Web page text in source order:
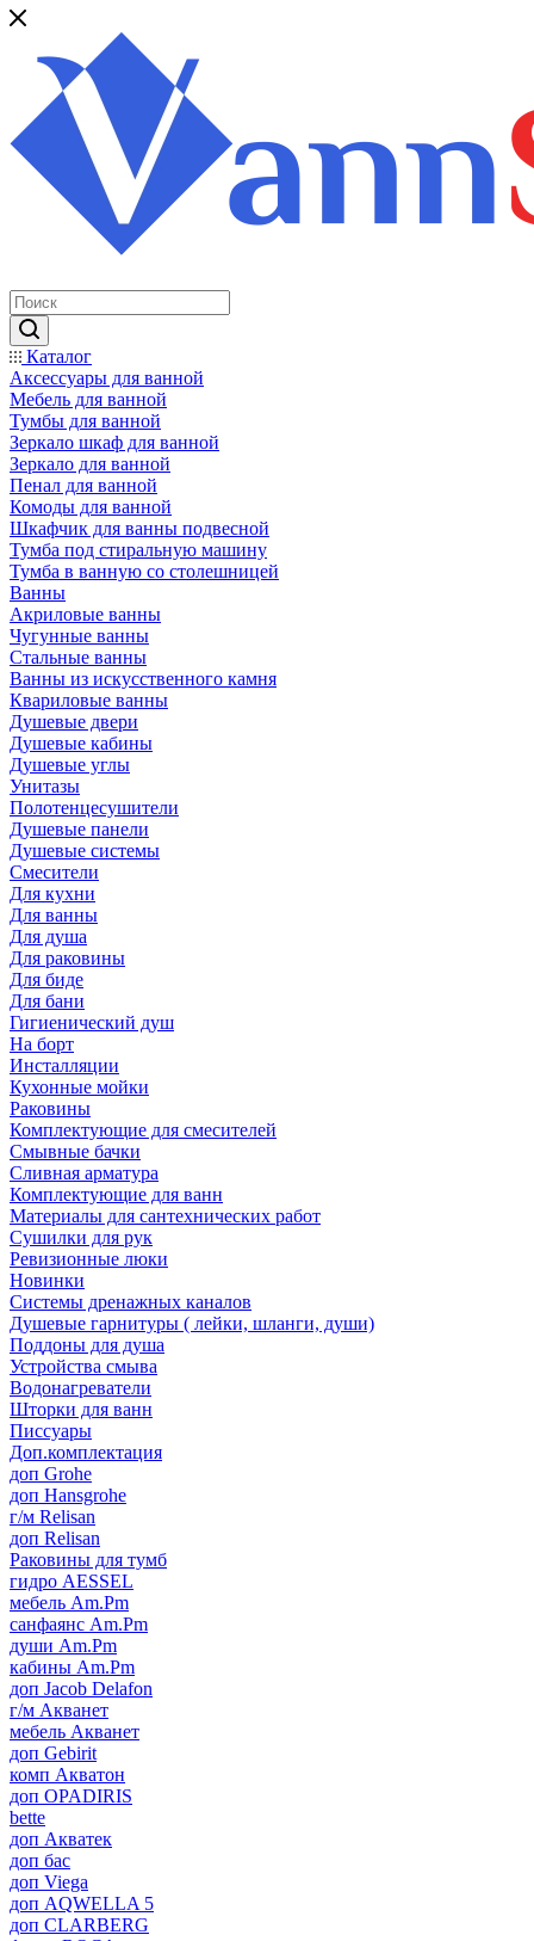
Каталог
Аксессуары для ванной
Мебель для ванной
Тумбы для ванной
Зеркало шкаф для ванной
Зеркало для ванной
Пенал для ванной
Комоды для ванной
Шкафчик для ванны подвесной
Тумба под стиральную машину
Тумба в ванную со столешницей
Ванны
Акриловые ванны
Чугунные ванны
Стальные ванны
Ванны из искусственного камня
Квариловые ванны
Душевые двери
Душевые кабины
Душевые углы
Унитазы
Полотенцесушители
Душевые панели
Душевые системы
Смесители
Для кухни
Для ванны
Для душа
Для раковины
Для биде
Для бани
Гигиенический душ
На борт
Инсталляции
Кухонные мойки
Раковины
Комплектующие для смесителей
Смывные бачки
Сливная арматура
Комплектующие для ванн
Материалы для сантехнических работ
Сушилки для рук
Ревизионные люки
Новинки
Системы дренажных каналов
Душевые гарнитуры ( лейки, шланги, души)
Поддоны для душа
Устройства смыва
Водонагреватели
Шторки для ванн
Писсуары
Доп.комплектация
доп Grohe
доп Hansgrohe
г/м Relisan
доп Relisan
Раковины для тумб
гидро AESSEL
мебель Am.Pm
санфаянс Am.Pm
души Am.Pm
кабины Am.Pm
доп Jacob Delafon
г/м Акванет
мебель Акванет
доп Gebirit
комп Акватон
доп OPADIRIS
bette
доп Акватек
доп бас
доп Viega
доп AQWELLA 5
доп CLARBERG